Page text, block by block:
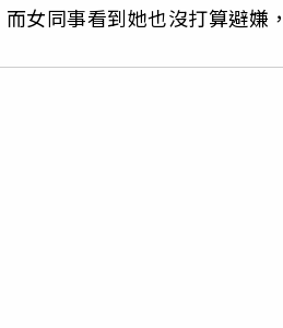
女同事看到她也沒打算避嫌